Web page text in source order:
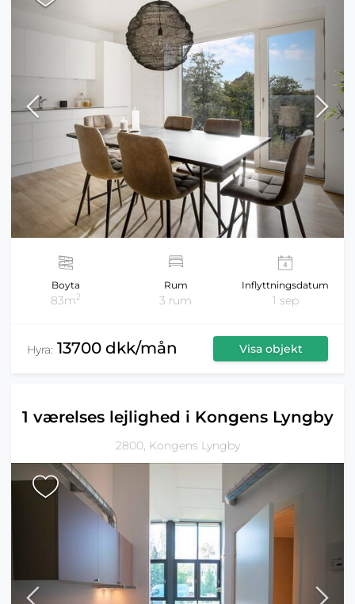
Boyta
83m2
Rum
3 rum
Inflyttningsdatum
1 sep
Hyra: 13700 dkk/mån Visa objekt
1 værelses lejlighed i Kongens Lyngby
2800, Kongens Lyngby